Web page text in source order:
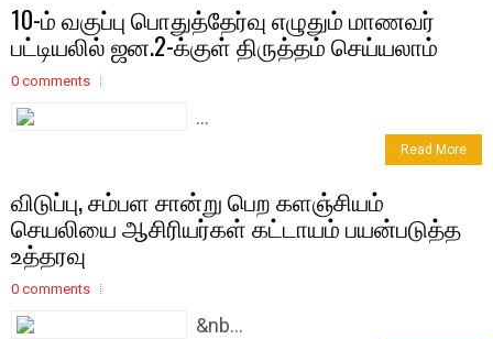
10-ம் வகுப்பு பொதுத்தேர்வு எழுதும் மாணவர்
பட்டியலில் ஜன.2-க்​குள் திருத்தம் செய்​ய​லாம்
0 comments
...
Read More
விடுப்பு, சம்பள சான்று பெற களஞ்சியம்
செயலியை ஆசிரியர்கள் கட்டாயம் பயன்படுத்த
உத்தரவு
0 comments
&nb...